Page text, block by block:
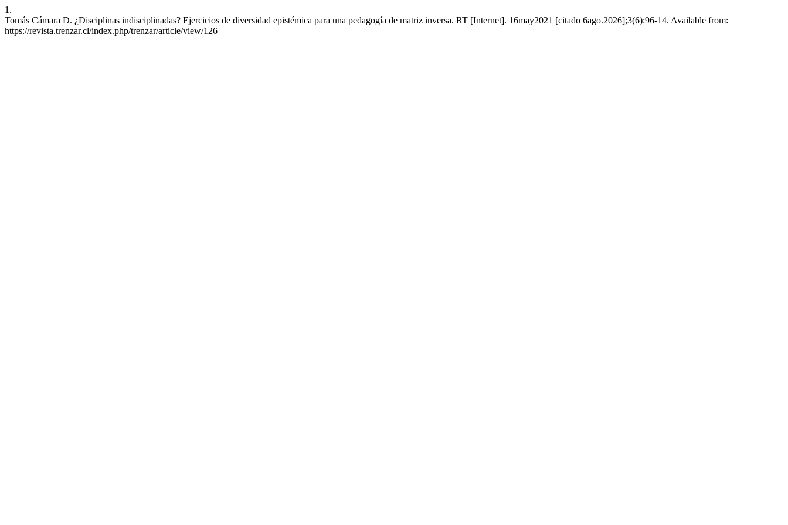
1.
Tomás Cámara D. ¿Disciplinas indisciplinadas? Ejercicios de diversidad epistémica para una pedagogía de matriz inversa. RT [Internet]. 16may2021 [citado 6ago.2026];3(6):96-14. Available from:
https://revista.trenzar.cl/index.php/trenzar/article/view/126